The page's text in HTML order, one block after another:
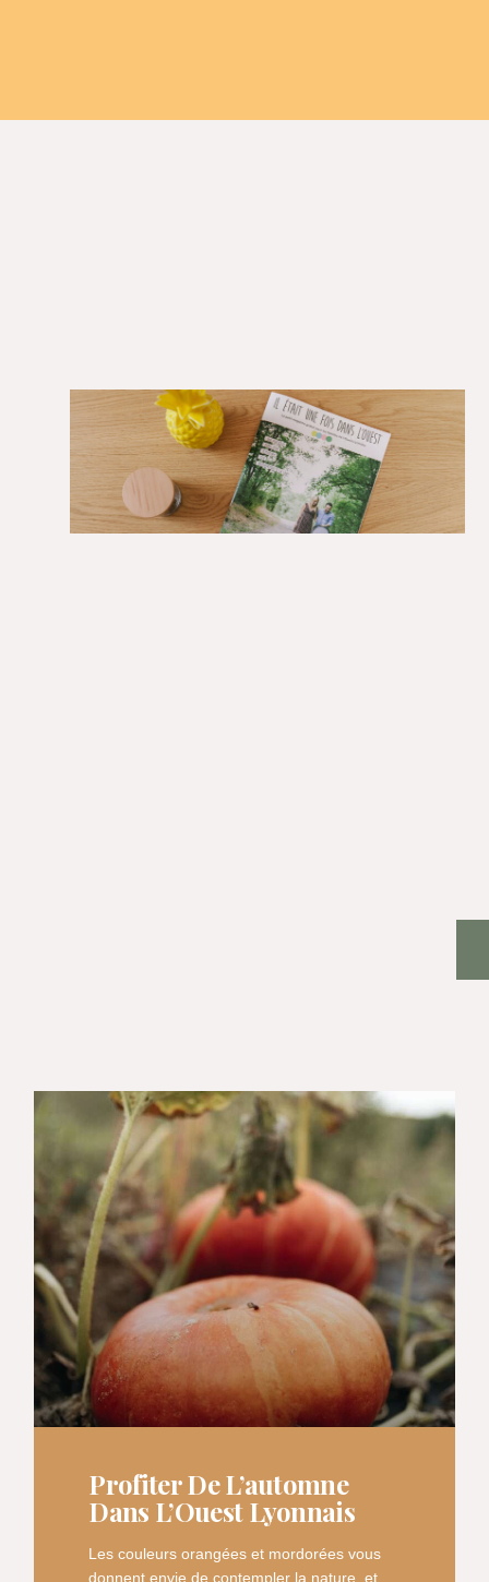
Profiter De L’automne
Dans L’Ouest Lyonnais
Les couleurs orangées et mordorées vous
donnent envie de contempler la nature, et